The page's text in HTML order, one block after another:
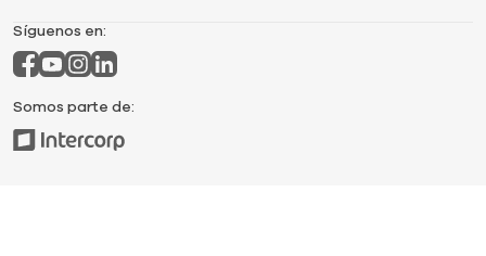
Síguenos en:
Somos parte de: